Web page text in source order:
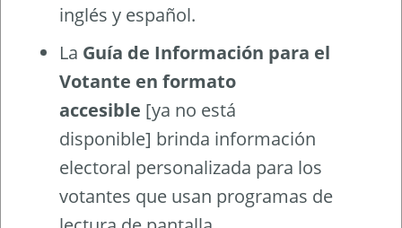
inglés y español.
La Guía de Información para el
Votante en formato
accesible [ya no está
disponible] brinda información
electoral personalizada para los
votantes que usan programas de